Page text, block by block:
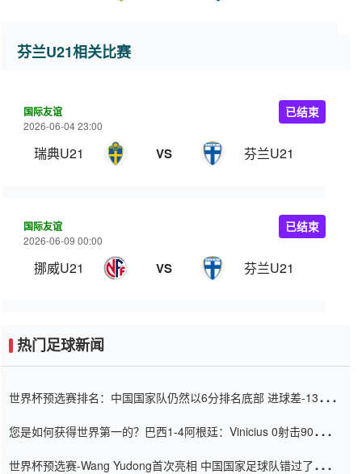
芬兰U21相关比赛
国际友谊
2026-06-04 23:00
瑞典U21 VS 芬兰U21
已结束
国际友谊
2026-06-09 00:00
挪威U21 VS 芬兰U21
已结束
热门足球新闻
世界杯预选赛排名：中国国家队仍然以6分排名底部 进球差-13令人
您是如何获得世界第一的？巴西1-4阿根廷：Vinicius 0射击90分钟
世界杯预选赛-Wang Yudong首次亮相 中国国家足球队错过了世界